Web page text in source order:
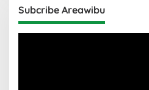
Subcribe Areawibu